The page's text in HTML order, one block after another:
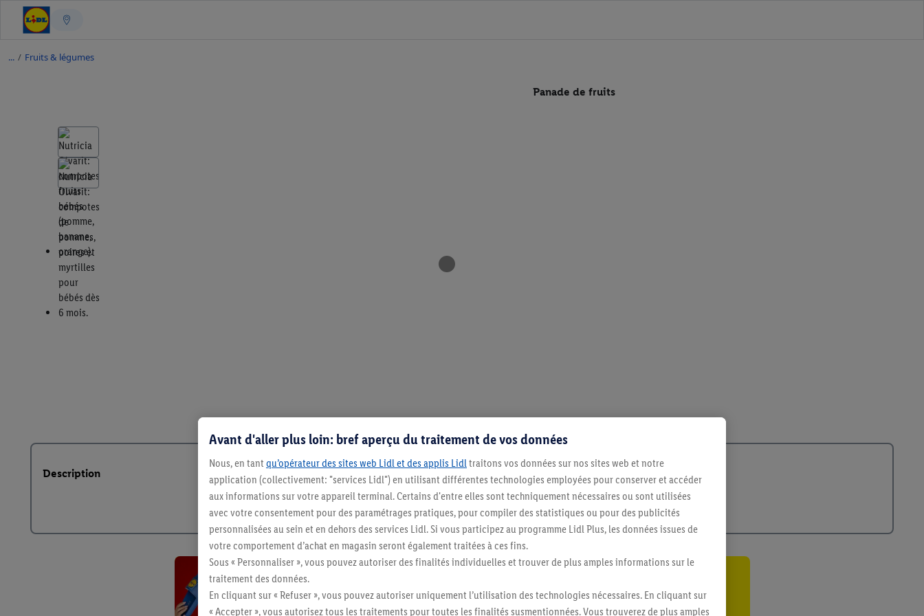
/ Fruits & légumes
Panade de fruits
Description
Restez au courant
Avant d'aller plus loin: bref aperçu du traitement de vos données
Nous, en tant qu’opérateur des sites web Lidl et des applis Lidltraitons vos données sur nos sites web et notre
application (collectivement: "services Lidl") en utilisant différentes technologies employées pour conserver et accéder
aux informations sur votre appareil terminal. Certains d'entre elles sont techniquement nécessaires ou sont utilisées
avec votre consentement pour des paramétrages pratiques, pour compiler des statistiques ou pour des publicités
personnalisées au sein et en dehors des services Lidl. Si vous participez au programme Lidl Plus, les données issues de
votre comportement d’achat en magasin seront également traitées à ces fins.
Sous « Personnaliser », vous pouvez autoriser des finalités individuelles et trouver de plus amples informations sur le
traitement des données.
En cliquant sur « Refuser », vous pouvez autoriser uniquement l’utilisation des technologies nécessaires. En cliquant sur
« Accepter », vous autorisez tous les traitements pour toutes les finalités susmentionnées. Vous trouverez de plus amples